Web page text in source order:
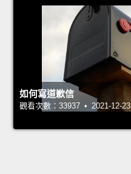
如何寫道歉信
觀看次數：33937 • 2021-12-23